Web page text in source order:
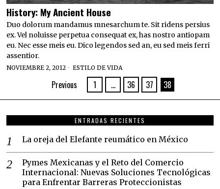
History: My Ancient House
Duo dolorum mandamus mnesarchum te. Sit ridens persius
ex. Vel noluisse perpetua consequat ex, has nostro antiopam
eu. Nec esse meis eu. Dico legendos sed an, eu sed meis ferri
assentior.
NOVIEMBRE 2, 2012 ESTILO DE VIDA
Previous 1 … 36 37 38
ENTRADAS RECIENTES
La oreja del Elefante reumático en México
Pymes Mexicanas y el Reto del Comercio
Internacional: Nuevas Soluciones Tecnológicas
para Enfrentar Barreras Proteccionistas